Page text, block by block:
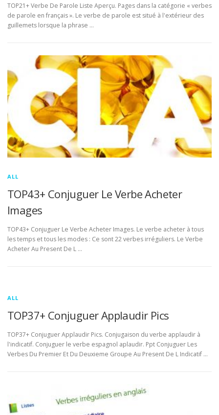
TOP21+ Verbe De Parole Liste Aperçu. Pages dans la catégorie « verbes
de parole en français ». Le verbe de parole est situé à l'extérieur des
guillemets lorsque la phrase …
ALL
TOP43+ Conjuguer Le Verbe Acheter
Images
TOP43+ Conjuguer Le Verbe Acheter Images. Le verbe acheter à tous
les temps et tous les modes : Ce sont 22 verbes irréguliers. Le Verbe
Acheter Au Present De L …
ALL
TOP37+ Conjuguer Applaudir Pics
TOP37+ Conjuguer Applaudir Pics. Conjugaison du verbe applaudir à
l'indicatif. Conjuguer le verbe espagnol aplaudir. Ppt Conjuguer Les
Verbes Du Premier Et Du Deuxieme Groupe Au Present De L Indicatif …